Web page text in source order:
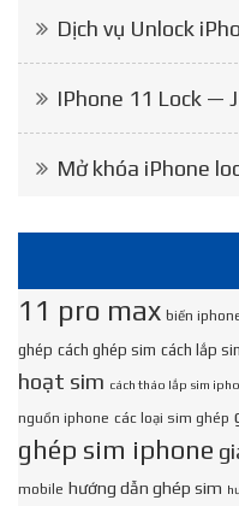
Dịch vụ Unlock
IPhone 11 Lock —
Mở khóa iPhone
11 pro max biến
ghép cách ghép sim cách lắp
hoạt sim cách tháo lắp sim
nguồn iphone các loại sim ghép
ghép sim iphone
mobile hướng dẫn ghép sim